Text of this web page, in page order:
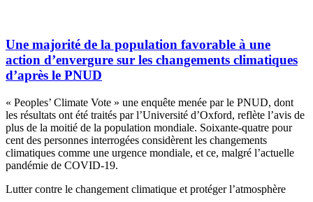
Une majorité de la population favorable à une
action d’envergure sur les changements climatiques
d’après le PNUD
« Peoples’ Climate Vote » une enquête menée par le PNUD, dont
les résultats ont été traités par l’Université d’Oxford, reflète l’avis de
plus de la moitié de la population mondiale. Soixante-quatre pour
cent des personnes interrogées considèrent les changements
climatiques comme une urgence mondiale, et ce, malgré l’actuelle
pandémie de COVID-19.
Lutter contre le changement climatique et protéger l’atmosphère